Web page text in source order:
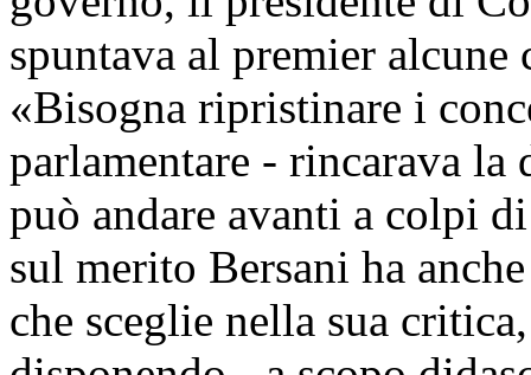
spuntava al premier
«Bisogna ripristinare i
parlamentare - rincarava la
può andare avanti a colpi
sul merito Bersani ha
che sceglie nella sua